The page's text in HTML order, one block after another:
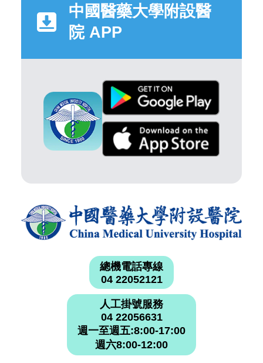
中國醫藥大學附設醫
院 APP
總機電話專線
04 22052121
人工掛號服務
04 22056631
週一至週五:8:00-17:00
週六8:00-12:00